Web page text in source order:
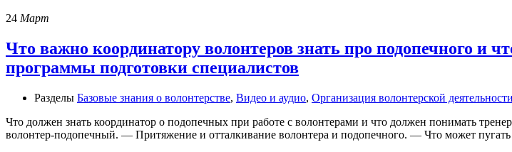
24 Март
Что важно координатору волонтеров знать про подопечного и
программы подготовки специалистов
Разделы Базовые знания о волонтерстве, Видео и аудио, Организация волонтерской
Что должен знать координатор о подопечных при работе с волонтерами и что должен понимать
волонтер-подопечный. — Притяжение и отталкивание волонтера и подопечного. — Что может